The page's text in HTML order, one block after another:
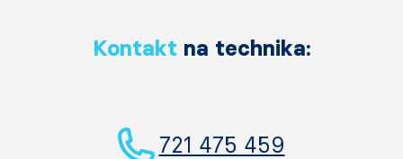
Kontakt na technika:
721 475 459